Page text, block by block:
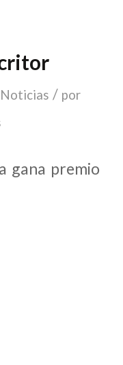
Noticias / por
gana premio